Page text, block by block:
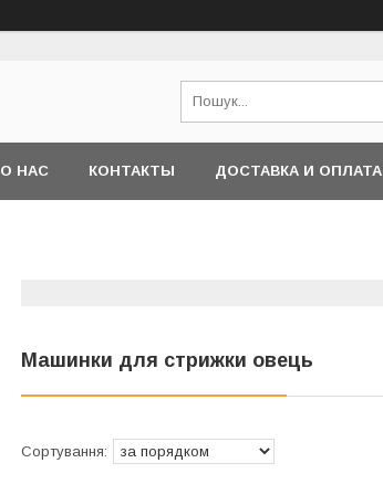
О НАС КОНТАКТЫ ДОСТАВКА И ОПЛАТА
Машинки для стрижки овець